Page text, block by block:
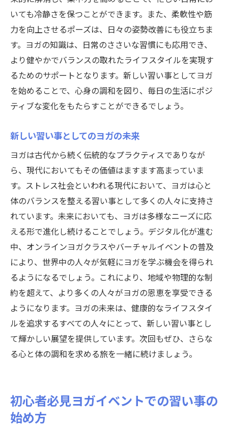
いても冷静さを保つことができます。また、柔軟性や筋
力を向上させるポーズは、日々の姿勢改善にも役立ちま
す。ヨガの知識は、日常のささいな習慣にも応用でき、
より健やかでバランスの取れたライフスタイルを実現す
るためのサポートとなります。新しい習い事としてヨガ
を始めることで、心身の調和を図り、毎日の生活にポジ
ティブな変化をもたらすことができるでしょう。
新しい習い事としてのヨガの未来
ヨガは古代から続く伝統的なプラクティスでありなが
ら、現代においてもその価値はますます高まっていま
す。ストレス社会といわれる現代において、ヨガは心と
体のバランスを整える習い事として多くの人々に支持さ
れています。未来においても、ヨガは多様なニーズに応
える形で進化し続けることでしょう。デジタル化が進む
中、オンラインヨガクラスやバーチャルイベントの普及
により、世界中の人々が気軽にヨガを学ぶ機会を得られ
るようになるでしょう。これにより、地域や物理的な制
約を超えて、より多くの人々がヨガの恩恵を享受できる
ようになります。ヨガの未来は、健康的なライフスタイ
ルを追求するすべての人々にとって、新しい習い事とし
て輝かしい展望を提供しています。次回もぜひ、さらな
る心と体の調和を求める旅を一緒に続けましょう。
初心者必見ヨガイベントでの習い事の
始め方